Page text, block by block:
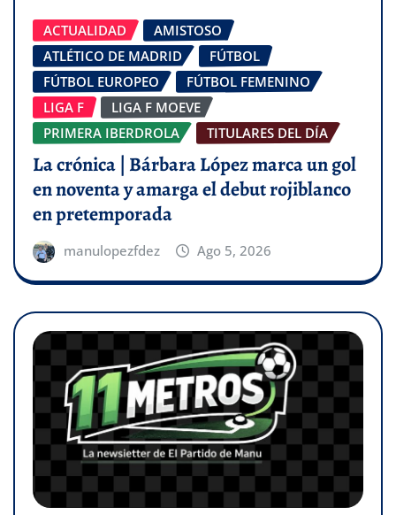
ACTUALIDAD
AMISTOSO
ATLÉTICO DE MADRID
FÚTBOL
FÚTBOL EUROPEO
FÚTBOL FEMENINO
LIGA F
LIGA F MOEVE
PRIMERA IBERDROLA
TITULARES DEL DÍA
La crónica | Bárbara López marca un gol
en noventa y amarga el debut rojiblanco
en pretemporada
manulopezfdez Ago 5, 2026